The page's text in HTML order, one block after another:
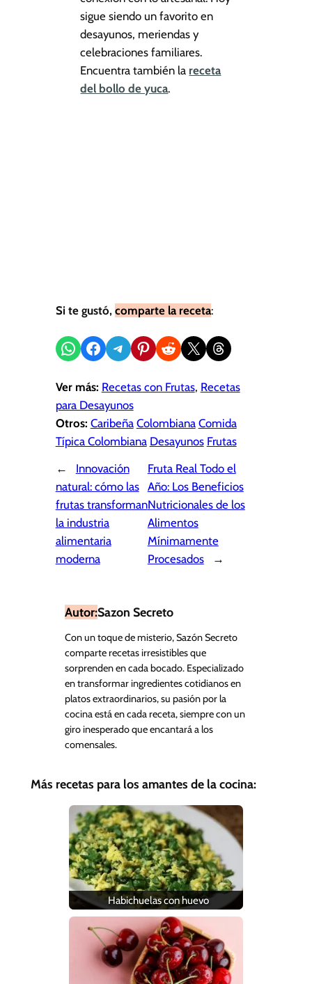
sigue siendo un favorito en
desayunos, meriendas y
celebraciones familiares.
Encuentra también la receta
del bollo de yuca.
Si te gustó, comparte la receta:
Compartir en WhatsApp
Compartir en Facebook
Compartir en Telegram
Compartir en Pinterest
Compartir en Reddit
Compartir en X Share on Threads
Ver más: Recetas con Frutas, Recetas
para Desayunos
Otros: Caribeña Colombiana Comida
Típica Colombiana Desayunos Frutas
←
Innovación
natural: cómo las
frutas transforman
la industria
alimentaria
moderna
Fruta Real Todo el
Año: Los Beneficios
Nutricionales de los
Alimentos
Mínimamente
Procesados
→
Autor:Sazon Secreto
Con un toque de misterio, Sazón Secreto
comparte recetas irresistibles que
sorprenden en cada bocado. Especializado
en transformar ingredientes cotidianos en
platos extraordinarios, su pasión por la
cocina está en cada receta, siempre con un
giro inesperado que encantará a los
comensales.
Más recetas para los amantes de la cocina:
Habichuelas con huevo